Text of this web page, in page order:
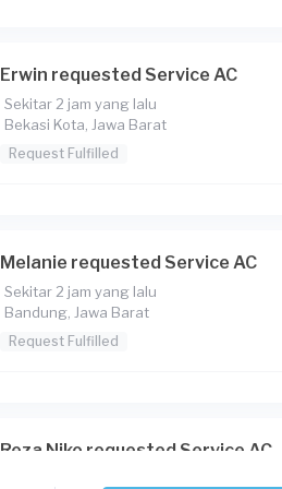
Erwin requested Service AC
Sekitar 2 jam yang lalu
Bekasi Kota, Jawa Barat
Request Fulfilled
Melanie requested Service AC
Sekitar 2 jam yang lalu
Bandung, Jawa Barat
Request Fulfilled
Reza Niko requested Service AC